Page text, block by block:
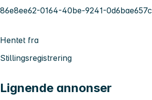
86e8ee62-0164-40be-9241-
Hentet fra
Stillingsregistrering
Lignende annonser